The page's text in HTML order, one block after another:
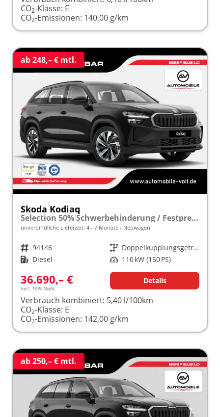
CO2-Klasse: E
CO2-Emissionen: 140,00 g/km
ab 248,– € mtl.
Skoda Kodiaq
Selection 50% Schwerbehinderung / Festpreisgarantie* Modelljahr 2.0 TDI 150PS DSG "Sonderangebot bei Schwerbehinderung" frei konfigurierbar!
unverbindliche Lieferzeit: 4 - 7 Monate Neuwagen
Fahrzeugnr. 94146 Getriebe
Doppelkupplungsgetriebe (DSG)
Kraftstoff Diesel Leistung 110 kW (150 PS)
36.690,– €
incl. 19% MwSt.
Details
Verbrauch kombiniert: 5,40 l/100km
CO2-Klasse: E
CO2-Emissionen: 142,00 g/km
ab 250,– € mtl.